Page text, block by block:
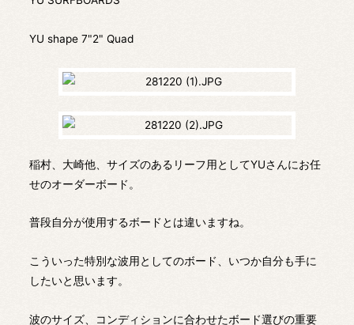
YU shape 7"2" Quad
稲村、大崎他、サイズのあるリーフ用としてYUさんにお任
せのオーダーボード。
普段自分が使用するボードとは違いますね。
こういった特別な波用としてのボード、いつか自分も手に
したいと思います。
波のサイズ、コンディションに合わせたボード選びの重要